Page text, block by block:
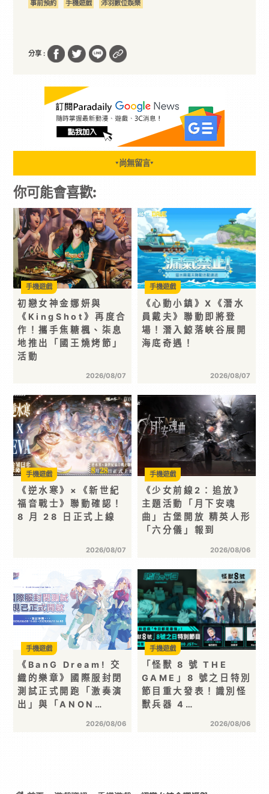
事前預約 手機遊戲 沛羽數位娛樂
分享 :
▼ 尚無留言▼
你可能會喜歡:
初戀女神金娜妍與
《KingShot》再度合
作！攜手焦糖楓、柒息
地推出「國王燒烤節」
活動
2026/08/07
手機遊戲
《心動小鎮》X《潛水
員戴夫》聯動即將登
場！潛入鯨落峽谷展開
海底奇遇！
2026/08/07
手機遊戲
《逆水寒》×《新世紀
福音戰士》聯動確認！
8 月 28 日正式上線
2026/08/07
手機遊戲
《少女前線2：追放》
主題活動「月下安魂
曲」古堡開放 精英人形
「六分儀」報到
2026/08/06
手機遊戲
《BanG Dream! 交
織的樂章》國際服封閉
測試正式開跑「激奏演
出」與「ANON…
2026/08/06
手機遊戲
「怪獸 8 號 THE
GAME」8 號之日特別
節目重大發表！識別怪
獸兵器 4…
2026/08/06
手機遊戲